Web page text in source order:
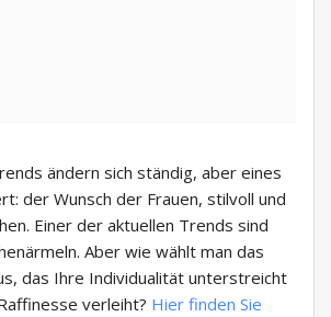
ändern sich ständig, aber eines
der Wunsch der Frauen, stilvoll und
Einer der aktuellen Trends sind
Aber wie wählt man das
das Ihre Individualität unterstreicht
verleiht? Hier finden Sie